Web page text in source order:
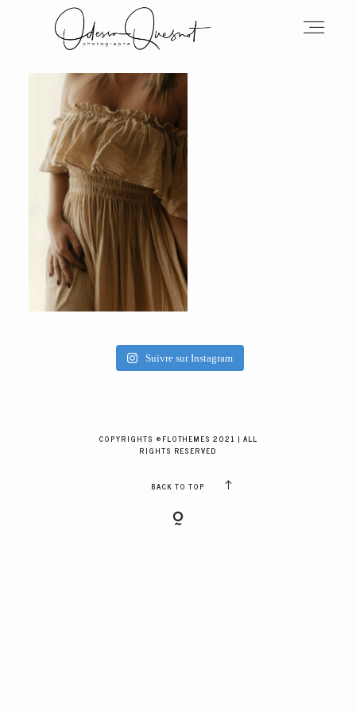
Suivre sur Instagram
COPYRIGHTS ©FLOTHEMES 2021 | ALL
RIGHTS RESERVED
BACK TO TOP
INFOS
MON TRAVAIL
VOS MOTS D'AMOUR
BOH'AIME
GALERIES CLIENTS
RÉSERVER